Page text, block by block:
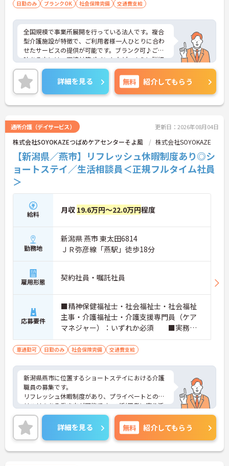
■ 頑張りが見える評価制度が魅力！
やりがいにつながる仕組みがあります。
・年2回の寸志あり◎
・賞与とは別に特別報酬制度あり
・チームワークや日々の貢献も評価対象
→ モチベーションを維持しやすい職場です
日勤のみ ブランクOK 社会保険完備 交通費支給
全国規模で事業所展開を行っている法人です。複合
型介護施設が特徴で、ご利用者様一人ひとりに合わ
せたサービスの提供が可能です。ブランク可♪ご興
味ある方には、面接対策ポイントなど、さらに詳細
をお話しいたしますのでお気軽にご相談ください！
詳細を見る 無料 紹介してもらう
通所介護（デイサービス） 更新日：2026年08月04日
株式会社SOYOKAZEつばめケアセンターそよ風 株式会社SOYOKAZE
【新潟県／燕市】リフレッシュ休暇制度あり◎シ
ョートステイ／生活相談員＜正規フルタイム社員
＞
給料 月収 19.6万円～22.0万円程度
勤務地
新潟県 燕市 東太田6814
ＪＲ弥彦線「燕駅」徒歩18分
雇用形態 契約社員・嘱託社員
応募要件
■精神保健福祉士・社会福祉士・社会福祉
主事・介護福祉士・介護支援専門員（ケア
マネジャー）：いずれか必須 ■実務経
験：不問 ■普通自動車運転免許
車通勤可 日勤のみ 社会保険完備 交通費支給
新潟県燕市に位置するショートステイにおける介護
職員の募集です。
リフレッシュ休暇制度があり、プライベートとのメ
リハリのある働き方が可能です。ご利用者に寄り添
ってサービスの提供を行っていただける方を募集し
ています。
ご興味のある方には、面接対策ポイントなど、さら
に詳細をご案内しますのでお気軽にご相談くださ
い！
詳細を見る 無料 紹介してもらう